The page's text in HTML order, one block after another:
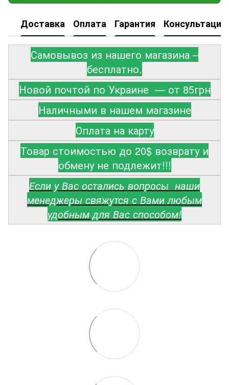
Доставка Оплата Гарантия Консультация
Самовывоз из нашего магазина –
бесплатно.
Новой почтой по Украине — от 85грн
Наличными в нашем магазине
Оплата на карту
Товар стоимостью до 20$ возврату и
обмену не подлежит!!!
Если у Вас остались вопросы наши
менеджеры свяжутся с Вами любым
удобным для Вас способом!